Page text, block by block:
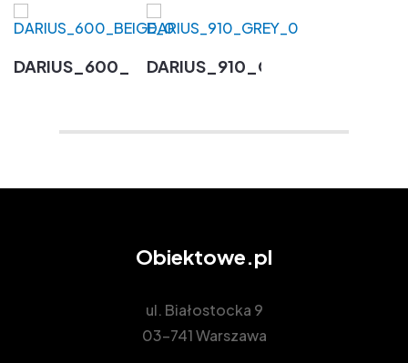
DARIUS_600_BEIGE_0DARIUS_910_GREY_0
Obiektowe.pl
ul. Białostocka 9
03-741 Warszawa